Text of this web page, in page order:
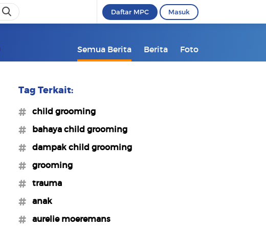
Daftar MPC Masuk
Semua Berita Berita Foto
Tag Terkait:
#child grooming
#bahaya child grooming
#dampak child grooming
#grooming
#trauma
#anak
#aurelie moeremans